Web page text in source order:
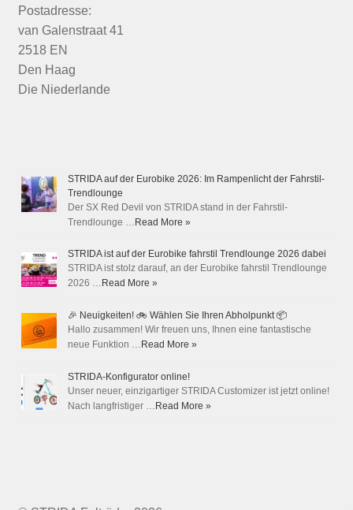
Postadresse:
van Galenstraat 41
2518 EN
Den Haag
Die Niederlande
STRIDA auf der Eurobike 2026: Im Rampenlicht der Fahrstil-
Trendlounge
Der SX Red Devil von STRIDA stand in der Fahrstil-
Trendlounge … Read More »
STRIDA ist auf der Eurobike fahrstil Trendlounge 2026 dabei
STRIDA ist stolz darauf, an der Eurobike fahrstil Trendlounge
2026 … Read More »
🎉 Neuigkeiten! 🚲 Wählen Sie Ihren Abholpunkt 📦
Hallo zusammen! Wir freuen uns, Ihnen eine fantastische
neue Funktion … Read More »
STRIDA-Konfigurator online!
Unser neuer, einzigartiger STRIDA Customizer ist jetzt online!
Nach langfristiger … Read More »